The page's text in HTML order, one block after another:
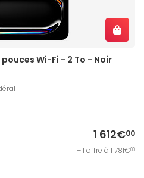
Wi-Fi - 2 To - Noir
1 612€00
+ 1 offre à 1 781€00